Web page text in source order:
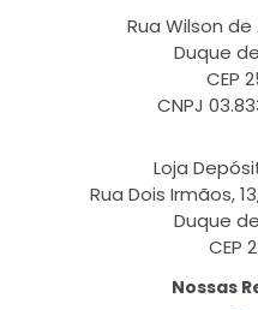
Rua Wilson de
Duque
CEP
CNPJ
Loja
Rua Dois Irmãos,
Duque
CEP
Nossas